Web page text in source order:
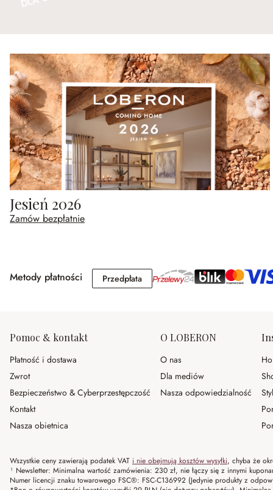
Jesień 2026
Zamów bezpłatnie
Metody płatności PrzedpłataPrzedpłata
Pomoc & kontakt
Płatność i dostawa
Zwrot
Bezpieczeństwo & Cyberprzestępczość
Kontakt
Nasza obietnica
O LOBERON
O nas
Dla mediów
Nasza odpowiedzialność
Wszystkie ceny zawierają podatek VAT i nie obejmują kosztów wysyłki, chyba że
¹ Newsletter: Minimalna wartość zamówienia: 230 zł, nie łączy się z innymi
Numer licencji znaku towarowego FSC®: FSC-C136992 (Jedynie produkty z